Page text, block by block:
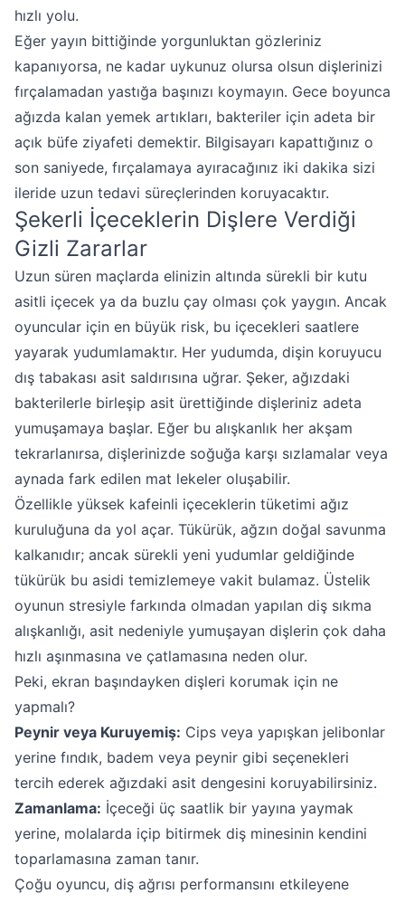
hızlı yolu.
Eğer yayın bittiğinde yorgunluktan gözleriniz
kapanıyorsa, ne kadar uykunuz olursa olsun dişlerinizi
fırçalamadan yastığa başınızı koymayın. Gece boyunca
ağızda kalan yemek artıkları, bakteriler için adeta bir
açık büfe ziyafeti demektir. Bilgisayarı kapattığınız o
son saniyede, fırçalamaya ayıracağınız iki dakika sizi
ileride uzun tedavi süreçlerinden koruyacaktır.
Şekerli İçeceklerin Dişlere Verdiği
Gizli Zararlar
Uzun süren maçlarda elinizin altında sürekli bir kutu
asitli içecek ya da buzlu çay olması çok yaygın. Ancak
oyuncular için en büyük risk, bu içecekleri saatlere
yayarak yudumlamaktır. Her yudumda, dişin koruyucu
dış tabakası asit saldırısına uğrar. Şeker, ağızdaki
bakterilerle birleşip asit ürettiğinde dişleriniz adeta
yumuşamaya başlar. Eğer bu alışkanlık her akşam
tekrarlanırsa, dişlerinizde soğuğa karşı sızlamalar veya
aynada fark edilen mat lekeler oluşabilir.
Özellikle yüksek kafeinli içeceklerin tüketimi ağız
kuruluğuna da yol açar. Tükürük, ağzın doğal savunma
kalkanıdır; ancak sürekli yeni yudumlar geldiğinde
tükürük bu asidi temizlemeye vakit bulamaz. Üstelik
oyunun stresiyle farkında olmadan yapılan diş sıkma
alışkanlığı, asit nedeniyle yumuşayan dişlerin çok daha
hızlı aşınmasına ve çatlamasına neden olur.
Peki, ekran başındayken dişleri korumak için ne
yapmalı?
Peynir veya Kuruyemiş: Cips veya yapışkan jelibonlar
yerine fındık, badem veya peynir gibi seçenekleri
tercih ederek ağızdaki asit dengesini koruyabilirsiniz.
Zamanlama: İçeceği üç saatlik bir yayına yaymak
yerine, molalarda içip bitirmek diş minesinin kendini
toparlamasına zaman tanır.
Çoğu oyuncu, diş ağrısı performansını etkileyene